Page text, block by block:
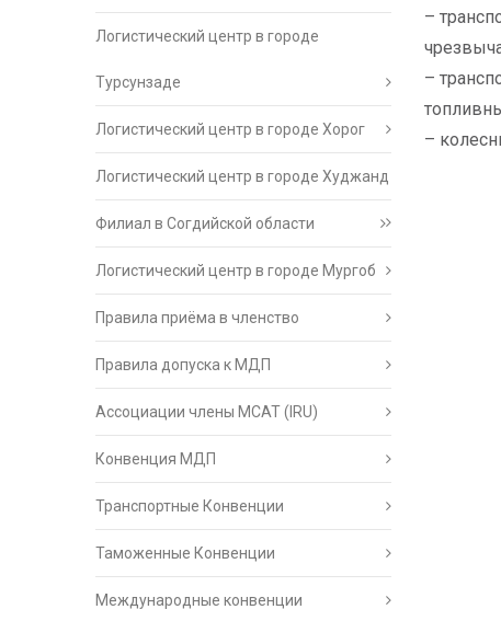
Логистический центр в городе
Турсунзаде
Логистический центр в городе Хорог
Логистический центр в городе Худжанд
Филиал в Согдийской области
Логистический центр в городе Мургоб
Правила приёма в членство
Правила допуска к МДП
Ассоциации члены МСАТ (IRU)
Конвенция МДП
Транспортные Конвенции
Таможенные Конвенции
Международные конвенции
–
–
–